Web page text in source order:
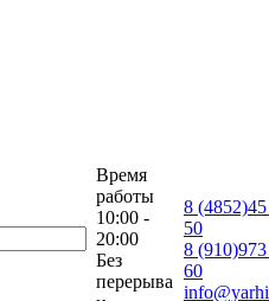
Время
работы
10:00 -
20:00
Без
перерыва
8
50
8
60